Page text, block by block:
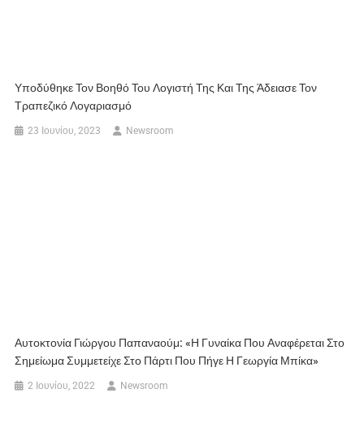
Υποδύθηκε Τον Βοηθό Του Λογιστή Της Και Της Άδειασε Τον
Τραπεζικό Λογαριασμό
23 Ιουνίου, 2023 Newsroom
Αυτοκτονία Γιώργου Παπαναούμ: «Η Γυναίκα Που Αναφέρεται Στο
Σημείωμα Συμμετείχε Στο Πάρτι Που Πήγε Η Γεωργία Μπίκα»
2 Ιουνίου, 2022 Newsroom